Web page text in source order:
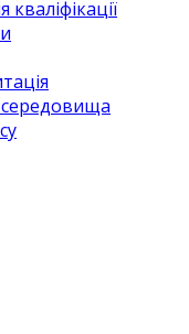
середовища